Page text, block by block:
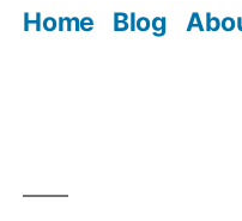
Home
Blog